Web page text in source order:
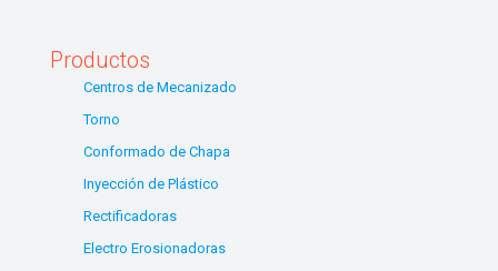
Productos
Centros de Mecanizado
Torno
Conformado de Chapa
Inyección de Plástico
Rectificadoras
Electro Erosionadoras